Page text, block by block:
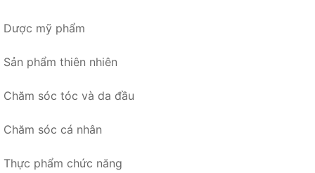
Dược mỹ phẩm
Sản phẩm thiên nhiên
Chăm sóc tóc và da đầu
Chăm sóc cá nhân
Thực phẩm chức năng